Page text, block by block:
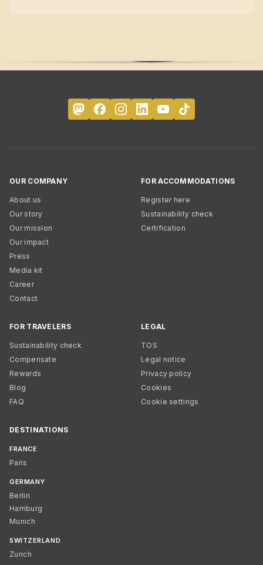
OUR COMPANY
About us
Our story
Our mission
Our impact
Press
Media kit
Career
Contact
FOR ACCOMMODATIONS
Register here
Sustainability check
Certification
FOR TRAVELERS
Sustainability check
Compensate
Rewards
Blog
FAQ
LEGAL
TOS
Legal notice
Privacy policy
Cookies
Cookie settings
DESTINATIONS
FRANCE
Paris
GERMANY
Berlin
Hamburg
Munich
SWITZERLAND
Zurich